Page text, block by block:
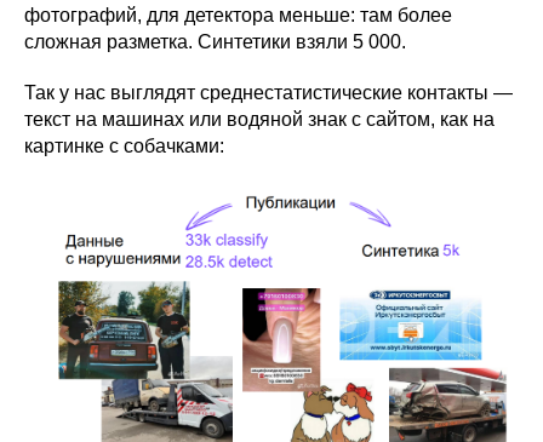
фотографий, для детектора меньше: там более
сложная разметка. Синтетики взяли 5 000.
Так у нас выглядят среднестатистические контакты —
текст на машинах или водяной знак с сайтом, как на
картинке с собачками: